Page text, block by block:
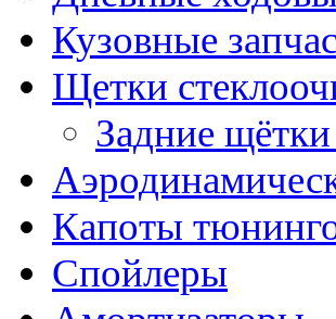
Кузовные
Щетки
Задние щётки
Капоты
Спойлеры